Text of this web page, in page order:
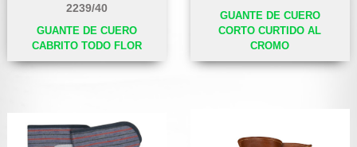
2239/40
GUANTE DE CUERO
CABRITO TODO FLOR
GUANTE DE CUERO
CORTO CURTIDO AL
CROMO